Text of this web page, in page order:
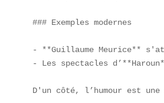
### Exemples modernes
- **Guillaume Meurice**
- Les spectacles
D'un côté, l’humour est